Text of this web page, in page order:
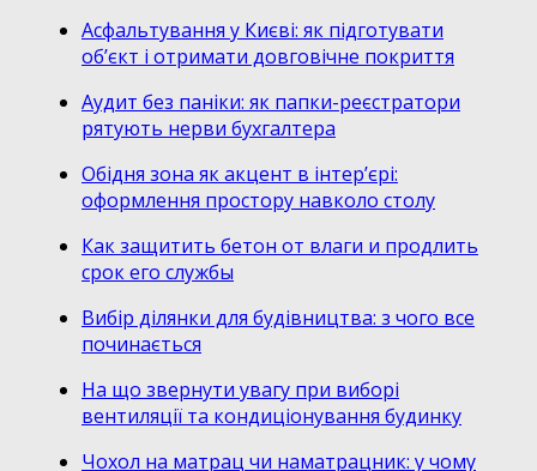
Асфальтування у Києві: як підготувати
об’єкт і отримати довговічне покриття
Аудит без паніки: як папки-реєстратори
рятують нерви бухгалтера
Обідня зона як акцент в інтер’єрі:
оформлення простору навколо столу
Как защитить бетон от влаги и продлить
срок его службы
Вибір ділянки для будівництва: з чого все
починається
На що звернути увагу при виборі
вентиляції та кондиціонування будинку
Чохол на матрац чи наматрацник: у чому